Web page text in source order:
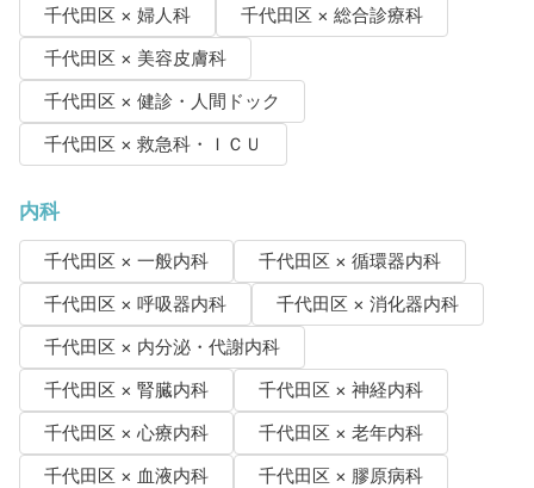
千代田区 × 婦人科
千代田区 × 総合診療科
千代田区 × 美容皮膚科
千代田区 × 健診・人間ドック
千代田区 × 救急科・ＩＣＵ
内科
千代田区 × 一般内科
千代田区 × 循環器内科
千代田区 × 呼吸器内科
千代田区 × 消化器内科
千代田区 × 内分泌・代謝内科
千代田区 × 腎臓内科
千代田区 × 神経内科
千代田区 × 心療内科
千代田区 × 老年内科
千代田区 × 血液内科
千代田区 × 膠原病科